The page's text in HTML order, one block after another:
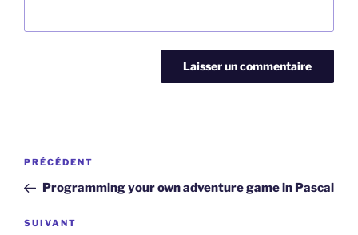
Navigation
l’article
Article
précédent
PRÉCÉDENT
Programming your own adventure game in Pascal
Article
SUIVANT